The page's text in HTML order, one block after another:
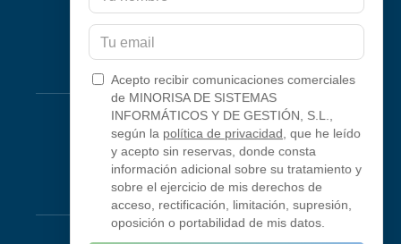
Contacto
Conectividad
Looking Glass
Smokeping
Legal
Acepto recibir comunicaciones comerciales
de MINORISA DE SISTEMAS
INFORMÁTICOS Y DE GESTIÓN, S.L.,
según la política de privacidad, que he leído
y acepto sin reservas, donde consta
información adicional sobre su tratamiento y
sobre el ejercicio de mis derechos de
acceso, rectificación, limitación, supresión,
oposición o portabilidad de mis datos.